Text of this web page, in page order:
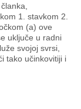
1. stavkom 2.
(a) ove
uključe u radni
svojoj svrsi,
tako učinkovitiji i